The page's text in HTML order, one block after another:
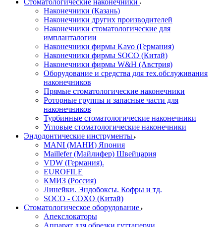
Стоматологические наконечники
Наконечники (Казань)
Наконечники других производителей
Наконечники стоматологические для
импланталогии
Наконечники фирмы Kavo (Германия)
Наконечники фирмы SOCO (Китай)
Наконечники фирмы W&H (Австрия)
Оборудование и средства для тех.обслуживания
наконечников
Прямые стоматологические наконечники
Роторные группы и запасные части для
наконечников
Турбинные стоматологические наконечники
Угловые стоматологические наконечники
Эндодонтические инструменты
MANI (МАНИ) Япония
Maillefer (Майлифер) Швейцария
VDW (Германия).
EUROFILE
КМИЗ (Россия)
Линейки. Эндобоксы. Кофры и тд.
SOCO - COXO (Китай)
Стоматологическое оборудование
Апекслокаторы